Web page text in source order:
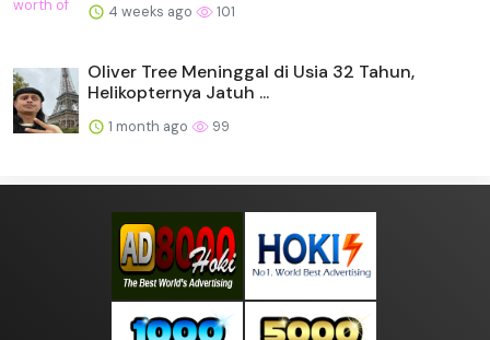
4 weeks ago 101
Oliver Tree Meninggal di Usia 32 Tahun,
Helikopternya Jatuh ...
1 month ago 99